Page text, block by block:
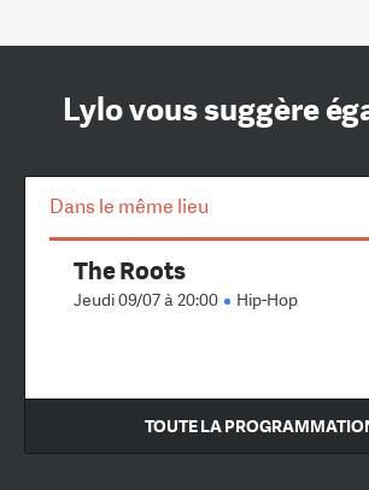
Lylo vous suggère
Dans le même lieu
The Roots
Jeudi 09/07 à 20:00 Hip-Hop
TOUTE LA